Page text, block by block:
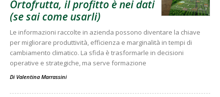
Ortofrutta, il profitto è nei dati
(se sai come usarli)
Le informazioni raccolte in azienda possono diventare la chiave
per migliorare produttività, efficienza e marginalità in tempi di
cambiamento climatico. La sfida è trasformarle in decisioni
operative e strategiche, ma serve formazione
Di Valentina Marrassini